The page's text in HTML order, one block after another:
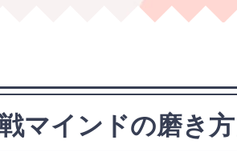
マインドの磨き